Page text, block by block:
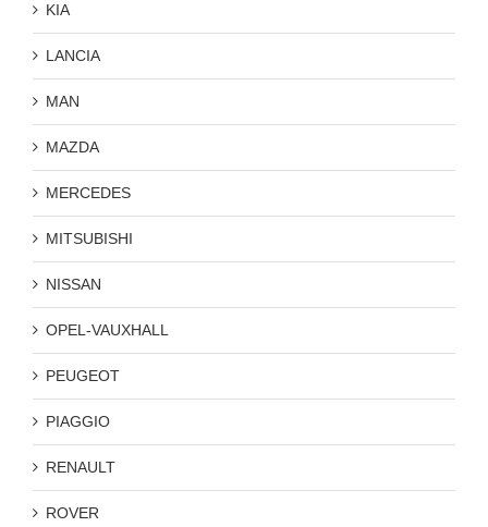
KIA
LANCIA
MAN
MAZDA
MERCEDES
MITSUBISHI
NISSAN
OPEL-VAUXHALL
PEUGEOT
PIAGGIO
RENAULT
ROVER